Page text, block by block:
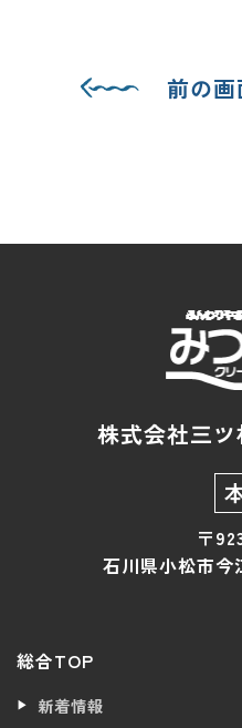
前の画
株式会社三
〒
石川県小松市
総合TOP
新着情報